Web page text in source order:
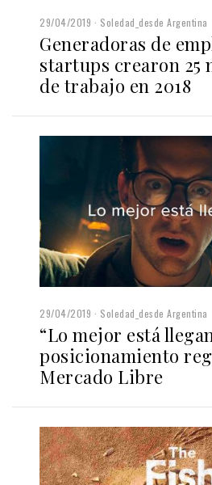
29/04/2019 Soledad_desde Argentina
Generadoras de
startups crearon 25
de trabajo en 2018
29/04/2019 Soledad_desde Argentina
“Lo mejor está
posicionamiento
Mercado Libre